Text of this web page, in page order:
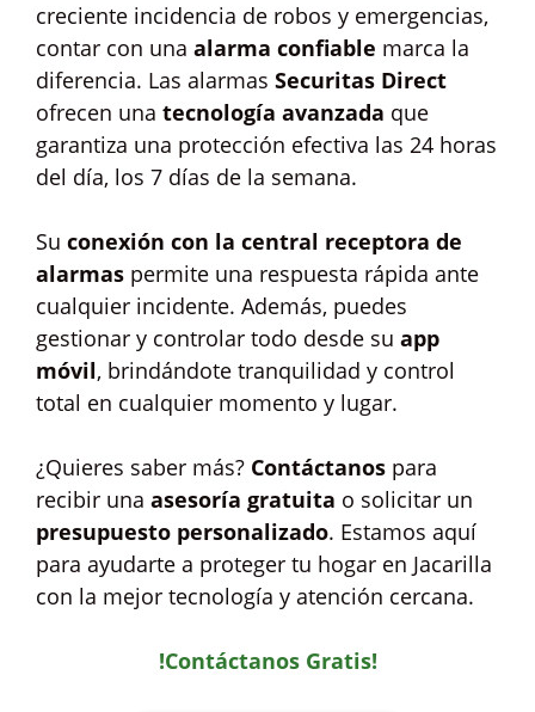
creciente incidencia de robos y emergencias,
contar con una alarma confiable marca la
diferencia. Las alarmas Securitas Direct
ofrecen una tecnología avanzada que
garantiza una protección efectiva las 24 horas
del día, los 7 días de la semana.
Su conexión con la central receptora de
alarmas permite una respuesta rápida ante
cualquier incidente. Además, puedes
gestionar y controlar todo desde su app
móvil, brindándote tranquilidad y control
total en cualquier momento y lugar.
¿Quieres saber más? Contáctanos para
recibir una asesoría gratuita o solicitar un
presupuesto personalizado. Estamos aquí
para ayudarte a proteger tu hogar en Jacarilla
con la mejor tecnología y atención cercana.
!Contáctanos Gratis!